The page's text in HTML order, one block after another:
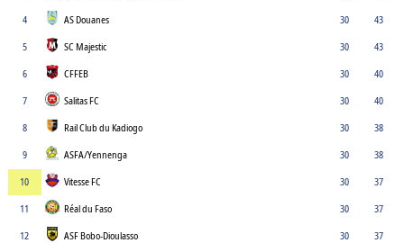
4
AS Douanes 30
43
5
SC Majestic 30
43
6
CFFEB 30
40
7
Salitas FC 30
40
8
Rail Club du Kadiogo 30
38
9
ASFA/Yennenga 30
38
10
Vitesse FC 30
37
11
Réal du Faso 30
37
12
ASF Bobo-Dioulasso 30
37